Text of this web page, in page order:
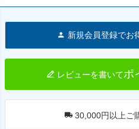
新規会員登録でお
レビューを書いてポ
30,000円以上ご